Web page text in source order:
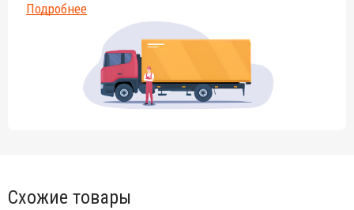
Подробнее
Схожие товары